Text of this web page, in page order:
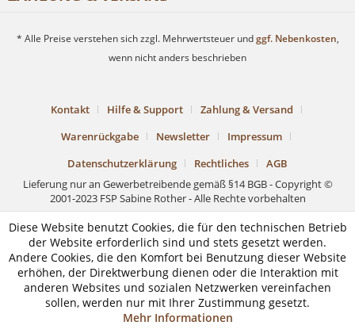
* Alle Preise verstehen sich zzgl. Mehrwertsteuer undggf. Nebenkosten,
wenn nicht anders beschrieben
Kontakt Hilfe & Support
Zahlung & Versand
Warenrückgabe
Newsletter
Impressum
Datenschutzerklärung
Rechtliches
AGB
Lieferung nur an Gewerbetreibende gemäß §14 BGB - Copyright ©
2001-2023 FSP Sabine Rother - Alle Rechte vorbehalten
Diese Website benutzt Cookies, die für den technischen Betrieb
der Website erforderlich sind und stets gesetzt werden.
Andere Cookies, die den Komfort bei Benutzung dieser Website
erhöhen, der Direktwerbung dienen oder die Interaktion mit
anderen Websites und sozialen Netzwerken vereinfachen
sollen, werden nur mit Ihrer Zustimmung gesetzt.
Mehr Informationen